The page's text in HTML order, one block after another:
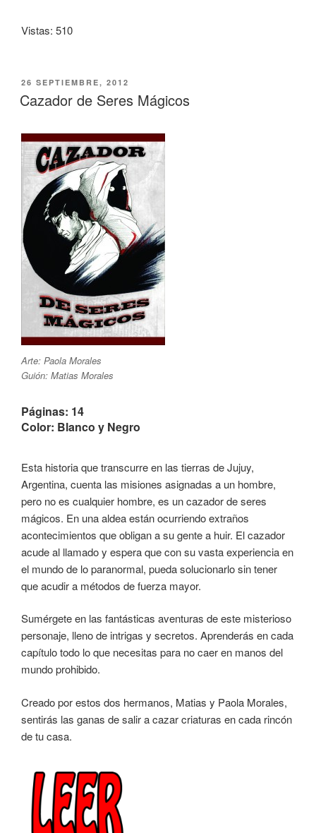
Vistas: 510
PUBLICADO
EL
26 SEPTIEMBRE, 2012
Cazador de Seres Mágicos
Arte: Paola Morales
Guión: Matias Morales
Páginas: 14
Color: Blanco y Negro
Esta historia que transcurre en las tierras de Jujuy,
Argentina, cuenta las misiones asignadas a un hombre,
pero no es cualquier hombre, es un cazador de seres
mágicos. En una aldea están ocurriendo extraños
acontecimientos que obligan a su gente a huir. El cazador
acude al llamado y espera que con su vasta experiencia en
el mundo de lo paranormal, pueda solucionarlo sin tener
que acudir a métodos de fuerza mayor.
Sumérgete en las fantásticas aventuras de este misterioso
personaje, lleno de intrigas y secretos. Aprenderás en cada
capítulo todo lo que necesitas para no caer en manos del
mundo prohibido.
Creado por estos dos hermanos, Matias y Paola Morales,
sentirás las ganas de salir a cazar criaturas en cada rincón
de tu casa.